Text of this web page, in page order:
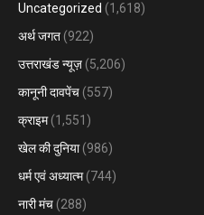
Uncategorized (1,618)
अर्थ जगत (922)
उत्तराखंड न्यूज़ (5,206)
कानूनी दावपेंच (557)
क्राइम(1,551)
खेल की दुनिया(986)
धर्म एवं अध्यात्म(744)
नारी मंच (288)